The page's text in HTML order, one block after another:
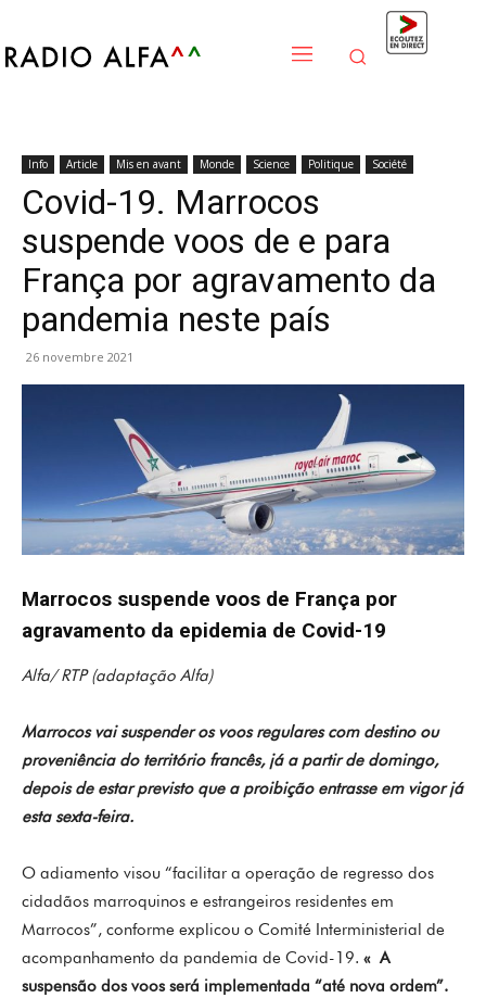
Info Article Mis en avant Monde Science Politique Société
Covid-19. Marrocos
suspende voos de e para
França por agravamento da
pandemia neste país
26 novembre 2021
Marrocos suspende voos de França por
agravamento da epidemia de Covid-19
Alfa/ RTP (adaptação Alfa)
Marrocos vai suspender os voos regulares com destino ou
proveniência do território francês, já a partir de domingo,
depois de estar previsto que a proibição entrasse em vigor já
esta sexta-feira.
O adiamento visou “facilitar a operação de regresso dos
cidadãos marroquinos e estrangeiros residentes em
Marrocos”, conforme explicou o Comité Interministerial de
acompanhamento da pandemia de Covid-19. « A
suspensão dos voos será implementada “até nova ordem”.